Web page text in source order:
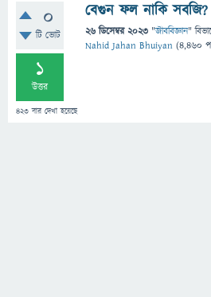
0
টি ভোট
1
উত্তর
423 বার দেখা হয়েছে
বেগুন ফল নাকি সবজি?
26 ডিসেম্বর 2023 "জীববিজ্ঞান"
Nahid Jahan Bhuiyan (4,460